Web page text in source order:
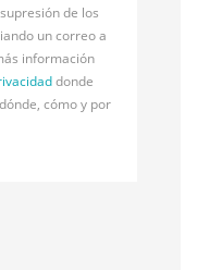
de los
un correo a
información
donde
cómo y por